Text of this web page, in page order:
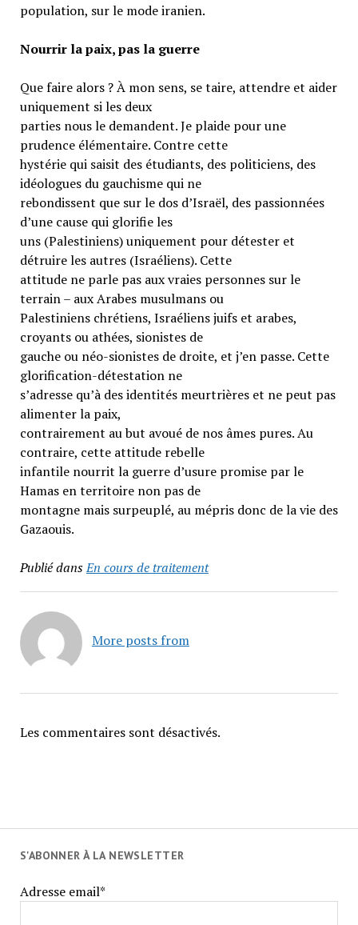
population, sur le mode iranien.
Nourrir la paix, pas la guerre
Que faire alors ? À mon sens, se taire, attendre et aider
uniquement si les deux
parties nous le demandent. Je plaide pour une
prudence élémentaire. Contre cette
hystérie qui saisit des étudiants, des politiciens, des
idéologues du gauchisme qui ne
rebondissent que sur le dos d’Israël, des passionnées
d’une cause qui glorifie les
uns (Palestiniens) uniquement pour détester et
détruire les autres (Israéliens). Cette
attitude ne parle pas aux vraies personnes sur le
terrain – aux Arabes musulmans ou
Palestiniens chrétiens, Israéliens juifs et arabes,
croyants ou athées, sionistes de
gauche ou néo-sionistes de droite, et j’en passe. Cette
glorification-détestation ne
s’adresse qu’à des identités meurtrières et ne peut pas
alimenter la paix,
contrairement au but avoué de nos âmes pures. Au
contraire, cette attitude rebelle
infantile nourrit la guerre d’usure promise par le
Hamas en territoire non pas de
montagne mais surpeuplé, au mépris donc de la vie des
Gazaouis.
Publié dansEn cours de traitement
More posts from
Les commentaires sont désactivés.
S'ABONNER À LA NEWSLETTER
Adresse email*